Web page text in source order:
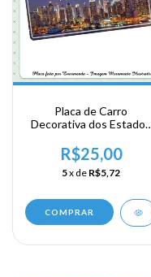
Placa de Carro
Decorativa dos Estados
New York
R$25,00
5x de R$5,72
COMPRAR